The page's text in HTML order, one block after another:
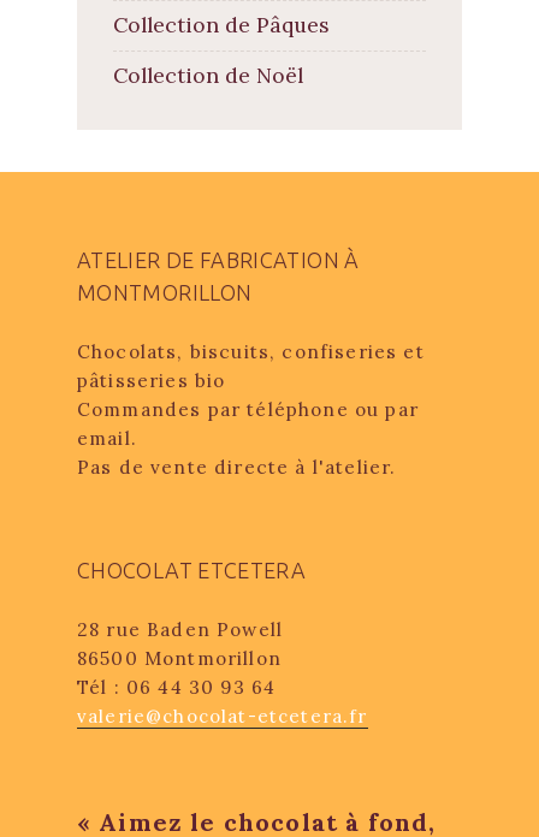
Collection de Pâques
Collection de Noël
ATELIER DE FABRICATION À
MONTMORILLON
Chocolats, biscuits, confiseries et
pâtisseries bio
Commandes par téléphone ou par
email.
Pas de vente directe à l'atelier.
CHOCOLAT ETCETERA
28 rue Baden Powell
86500 Montmorillon
Tél : 06 44 30 93 64
valerie@chocolat-etcetera.fr
« Aimez le chocolat à fond,